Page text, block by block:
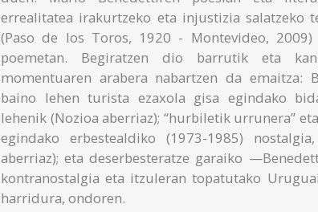
errealitatea irakurtzeko eta injustizia salatzeko
(Paso de los Toros, 1920 - Montevideo,
poemetan. Begiratzen dio barrutik eta
momentuaren arabera nabartzen da emaitza:
baino lehen turista ezaxola gisa egindako
lehenik (Nozioa aberriaz); “hurbiletik urrunera”
egindako erbestealdiko (1973-1985)
aberriaz); eta deserbesteratze garaiko
kontranostalgia eta itzuleran topatutako
harridura, ondoren.